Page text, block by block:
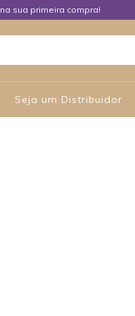
na sua primeira compra!
Seja um Distribuidor